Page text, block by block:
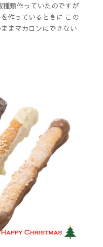
種類作っていたのですが
作っているときに この
まマカロンにできない